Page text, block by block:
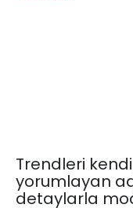
Trendleri
yorumlayan
detaylarla